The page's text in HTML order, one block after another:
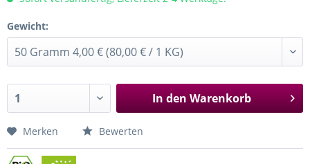
Gewicht:
In den Warenkorb
Merken Bewerten